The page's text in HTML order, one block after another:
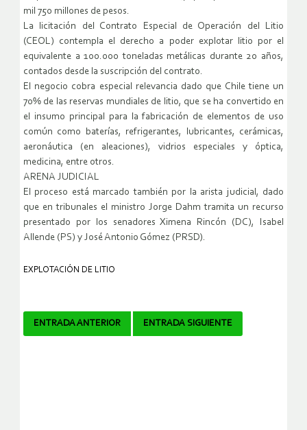
mil 750 millones de pesos.
La licitación del Contrato Especial de Operación del Litio
(CEOL) contempla el derecho a poder explotar litio por el
equivalente a 100.000 toneladas metálicas durante 20 años,
contados desde la suscripción del contrato.
El negocio cobra especial relevancia dado que Chile tiene un
70% de las reservas mundiales de litio, que se ha convertido en
el insumo principal para la fabricación de elementos de uso
común como baterías, refrigerantes, lubricantes, cerámicas,
aeronáutica (en aleaciones), vidrios especiales y óptica,
medicina, entre otros.
ARENA JUDICIAL
El proceso está marcado también por la arista judicial, dado
que en tribunales el ministro Jorge Dahm tramita un recurso
presentado por los senadores Ximena Rincón (DC), Isabel
Allende (PS) y José Antonio Gómez (PRSD).
EXPLOTACIÓN DE LITIO
Navegador
ENTRADA ANTERIOR ENTRADA SIGUIENTE